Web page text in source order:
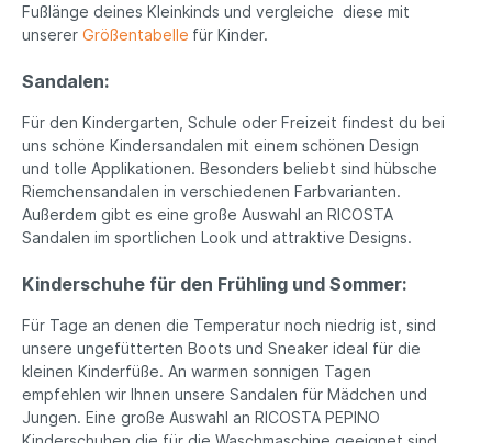
Fußlänge deines Kleinkinds und vergleiche diese mit
unserer Größentabelle für Kinder.
Sandalen:
Für den Kindergarten, Schule oder Freizeit findest du bei
uns schöne Kindersandalen mit einem schönen Design
und tolle Applikationen. Besonders beliebt sind hübsche
Riemchensandalen in verschiedenen Farbvarianten.
Außerdem gibt es eine große Auswahl an RICOSTA
Sandalen im sportlichen Look und attraktive Designs.
Kinderschuhe für den Frühling und Sommer:
Für Tage an denen die Temperatur noch niedrig ist, sind
unsere ungefütterten Boots und Sneaker ideal für die
kleinen Kinderfüße. An warmen sonnigen Tagen
empfehlen wir Ihnen unsere Sandalen für Mädchen und
Jungen. Eine große Auswahl an RICOSTA PEPINO